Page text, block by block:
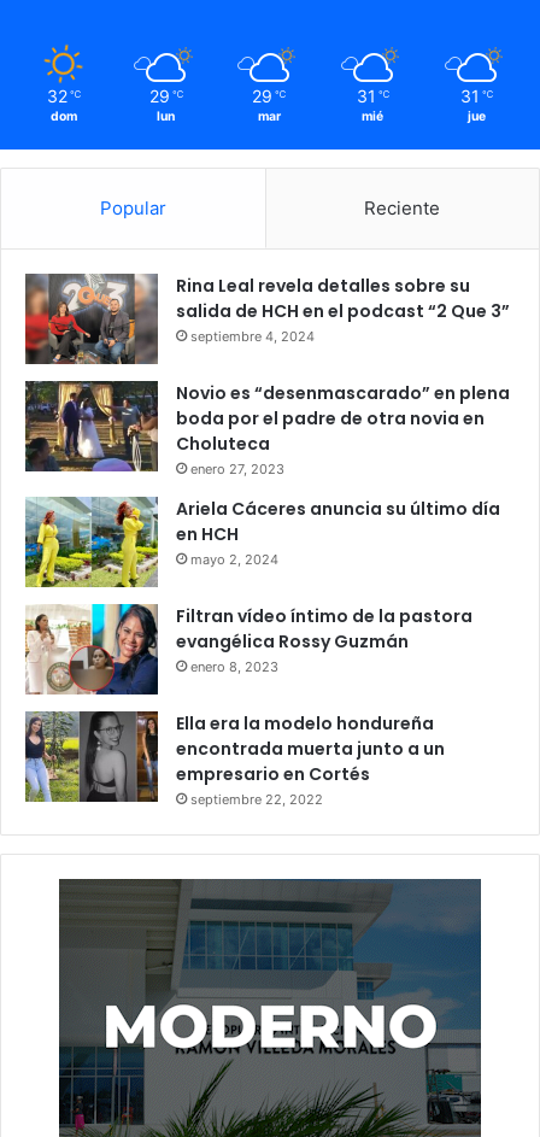
32 ℃
dom
29 ℃
lun
29 ℃
mar
31 ℃
mié
31 ℃
jue
Popular Reciente
Rina Leal revela detalles sobre su
salida de HCH en el podcast “2 Que 3”
septiembre 4, 2024
Novio es “desenmascarado” en plena
boda por el padre de otra novia en
Choluteca
enero 27, 2023
Ariela Cáceres anuncia su último día
en HCH
mayo 2, 2024
Filtran vídeo íntimo de la pastora
evangélica Rossy Guzmán
enero 8, 2023
Ella era la modelo hondureña
encontrada muerta junto a un
empresario en Cortés
septiembre 22, 2022